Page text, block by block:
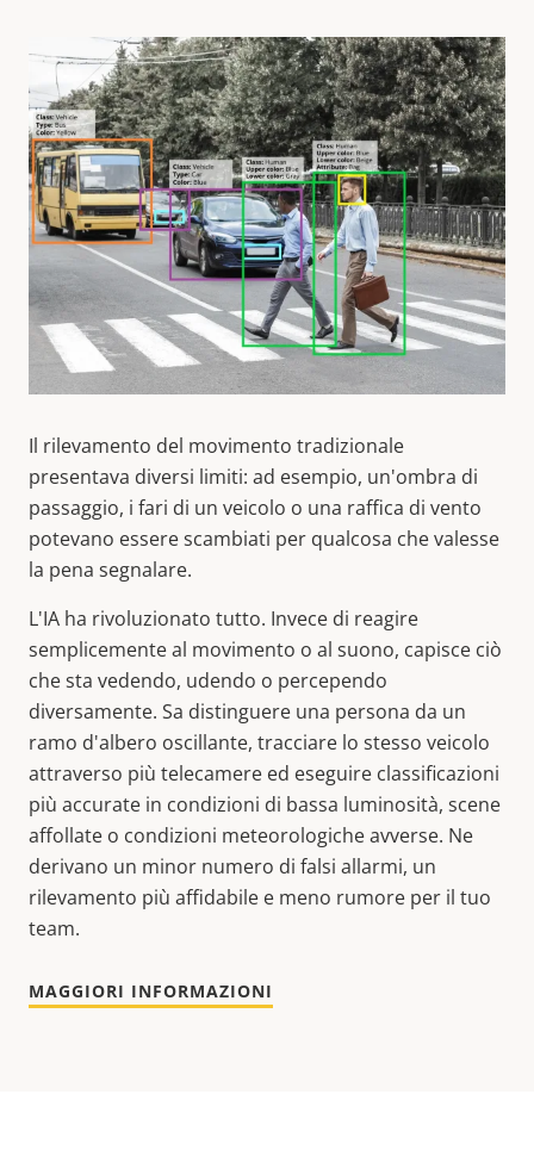
Il rilevamento del movimento tradizionale
presentava diversi limiti: ad esempio, un'ombra di
passaggio, i fari di un veicolo o una raffica di vento
potevano essere scambiati per qualcosa che valesse
la pena segnalare.
L'IA ha rivoluzionato tutto. Invece di reagire
semplicemente al movimento o al suono, capisce ciò
che sta vedendo, udendo o percependo
diversamente. Sa distinguere una persona da un
ramo d'albero oscillante, tracciare lo stesso veicolo
attraverso più telecamere ed eseguire classificazioni
più accurate in condizioni di bassa luminosità, scene
affollate o condizioni meteorologiche avverse. Ne
derivano un minor numero di falsi allarmi, un
rilevamento più affidabile e meno rumore per il tuo
team.
MAGGIORI INFORMAZIONI